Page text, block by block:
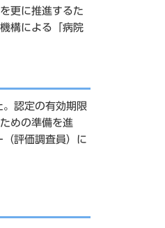
更に推進するた
構による「病院
認定の有効期限
めの準備を進
評価調査員）に